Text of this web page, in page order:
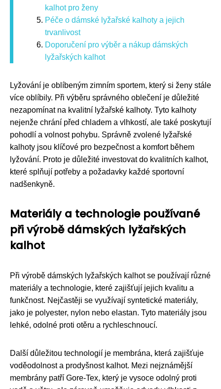
kalhot pro ženy
Péče o dámské lyžařské kalhoty a jejich
trvanlivost
Doporučení pro výběr a nákup dámských
lyžařských kalhot
Lyžování je oblíbeným zimním sportem, který si ženy stále
více oblíbily. Při výběru správného oblečení je důležité
nezapomínat na kvalitní lyžařské kalhoty. Tyto kalhoty
nejenže chrání před chladem a vlhkostí, ale také poskytují
pohodlí a volnost pohybu. Správně zvolené lyžařské
kalhoty jsou klíčové pro bezpečnost a komfort během
lyžování. Proto je důležité investovat do kvalitních kalhot,
které splňují potřeby a požadavky každé sportovní
nadšenkyně.
Materiály a technologie používané
při výrobě dámských lyžařských
kalhot
Při výrobě dámských lyžařských kalhot se používají různé
materiály a technologie, které zajišťují jejich kvalitu a
funkčnost. Nejčastěji se využívají syntetické materiály,
jako je polyester, nylon nebo elastan. Tyto materiály jsou
lehké, odolné proti otěru a rychleschnoucí.
Další důležitou technologií je membrána, která zajišťuje
voděodolnost a prodyšnost kalhot. Mezi nejznámější
membrány patří Gore-Tex, který je vysoce odolný proti